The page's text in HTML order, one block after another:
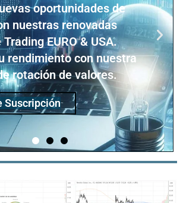
oportunidades de
nuestras renovadas
EURO & USA.
rendimiento con nuestra
rotación de valores.
Suscripción